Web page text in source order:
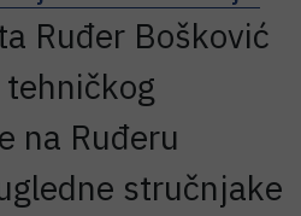
Ruđer Bošković
na Ruđeru
stručnjake